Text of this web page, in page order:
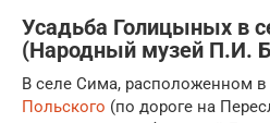
Усадьба Голицыных в
(Народный музей П.И.
В селе Сима, расположенном в
Польского (по дороге на